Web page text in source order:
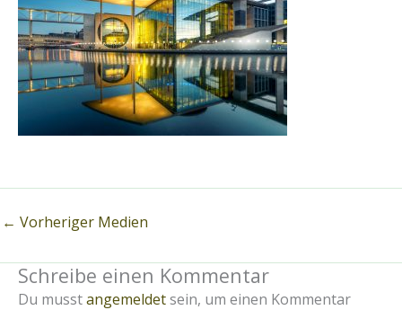
← Vorheriger Medien
Schreibe einen Kommentar
Du musstangemeldetsein, um einen Kommentar